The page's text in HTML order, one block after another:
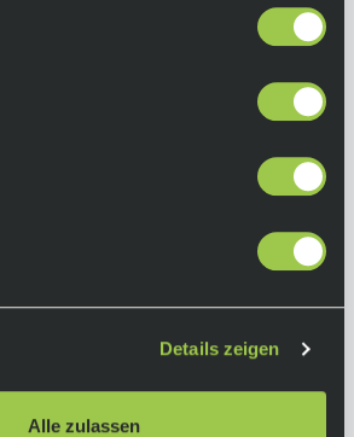
Details zeigen
Alle zulassen
und schützen dich
Elementen. Nähte werden
du sie beim Biken gar nicht
Schnitt Laser raw
& feuchtes Wetter
im Sattelbereich
Stabilitätsgarantie bei ca.
Wetterfest Geschlecht: